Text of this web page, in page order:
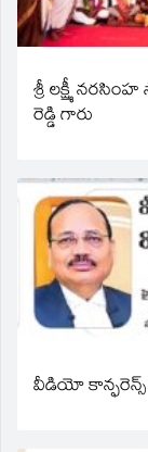
శ్రీ లక్ష్మీ
రెడ్డి గారు
వీడియో